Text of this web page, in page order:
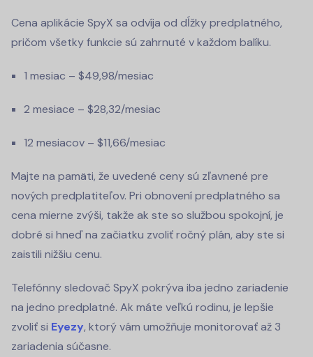
Cena aplikácie SpyX sa odvíja od dĺžky predplatného,
pričom všetky funkcie sú zahrnuté v každom balíku.
1 mesiac – $49,98/mesiac
2 mesiace – $28,32/mesiac
12 mesiacov – $11,66/mesiac
Majte na pamäti, že uvedené ceny sú zľavnené pre
nových predplatiteľov. Pri obnovení predplatného sa
cena mierne zvýši, takže ak ste so službou spokojní, je
dobré si hneď na začiatku zvoliť ročný plán, aby ste si
zaistili nižšiu cenu.
Telefónny sledovač SpyX pokrýva iba jedno zariadenie
na jedno predplatné. Ak máte veľkú rodinu, je lepšie
zvoliť si Eyezy, ktorý vám umožňuje monitorovať až 3
zariadenia súčasne.